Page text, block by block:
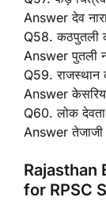
Answer देव
Q58. कठपुतली
Answer पुतली
Q59. राजस्थान
Answer
Q60. लोक
Answer तेजाजी
Rajasthan
for RPSC